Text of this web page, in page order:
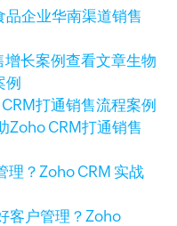
企业华南渠道销售
查看文章生物
Zoho CRM打通销售
客户管理？Zoho